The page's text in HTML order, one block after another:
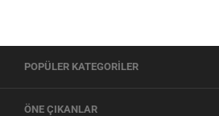
POPÜLER KATEGORİLER
ÖNE ÇIKANLAR